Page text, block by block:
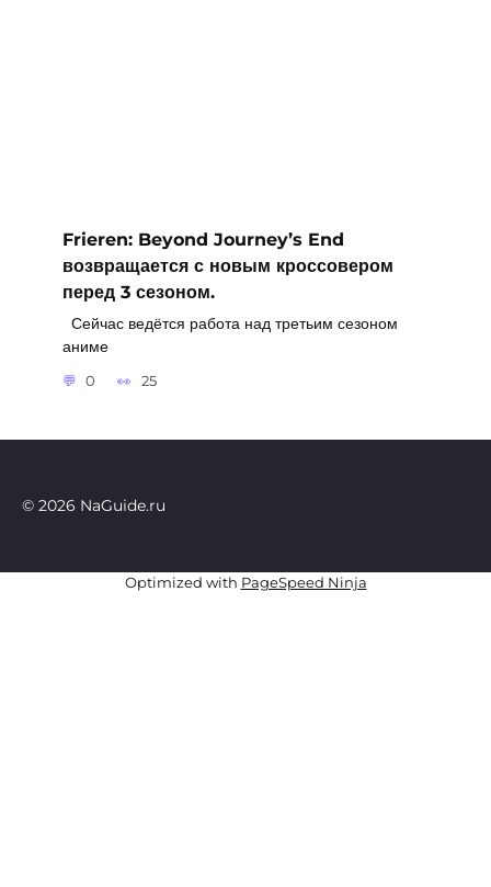
Frieren: Beyond Journey’s End
возвращается с новым кроссовером
перед 3 сезоном.
Сейчас ведётся работа над третьим сезоном
аниме
0 25
© 2026 NaGuide.ru
Optimized with PageSpeed Ninja